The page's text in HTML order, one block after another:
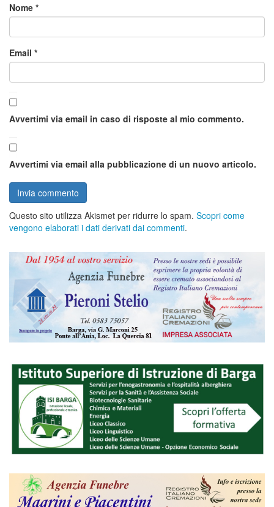
Nome *
Email *
Avvertimi via email in caso di risposte al mio commento.
Avvertimi via email alla pubblicazione di un nuovo articolo.
Questo sito utilizza Akismet per ridurre lo spam. Scopri come
vengono elaborati i dati derivati dai commenti.